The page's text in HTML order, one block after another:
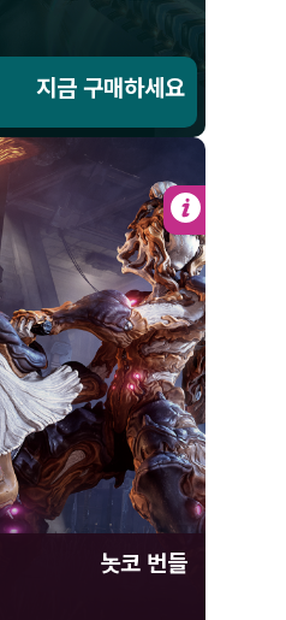
지금 구매하세요
$
1
.59
놋코 번들
넘
들
넘
자 헬멧